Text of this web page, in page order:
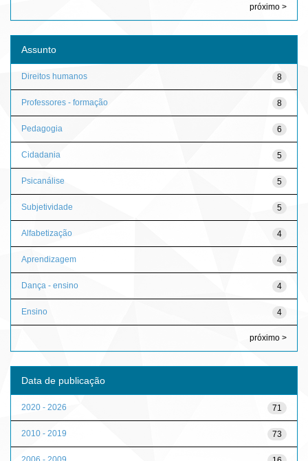
próximo >
Assunto
8
Direitos humanos
8
Professores - formação
6
Pedagogia
5
Cidadania
5
Psicanálise
5
Subjetividade
4
Alfabetização
4
Aprendizagem
4
Dança - ensino
4
Ensino
próximo >
Data de publicação
71
2020 - 2026
73
2010 - 2019